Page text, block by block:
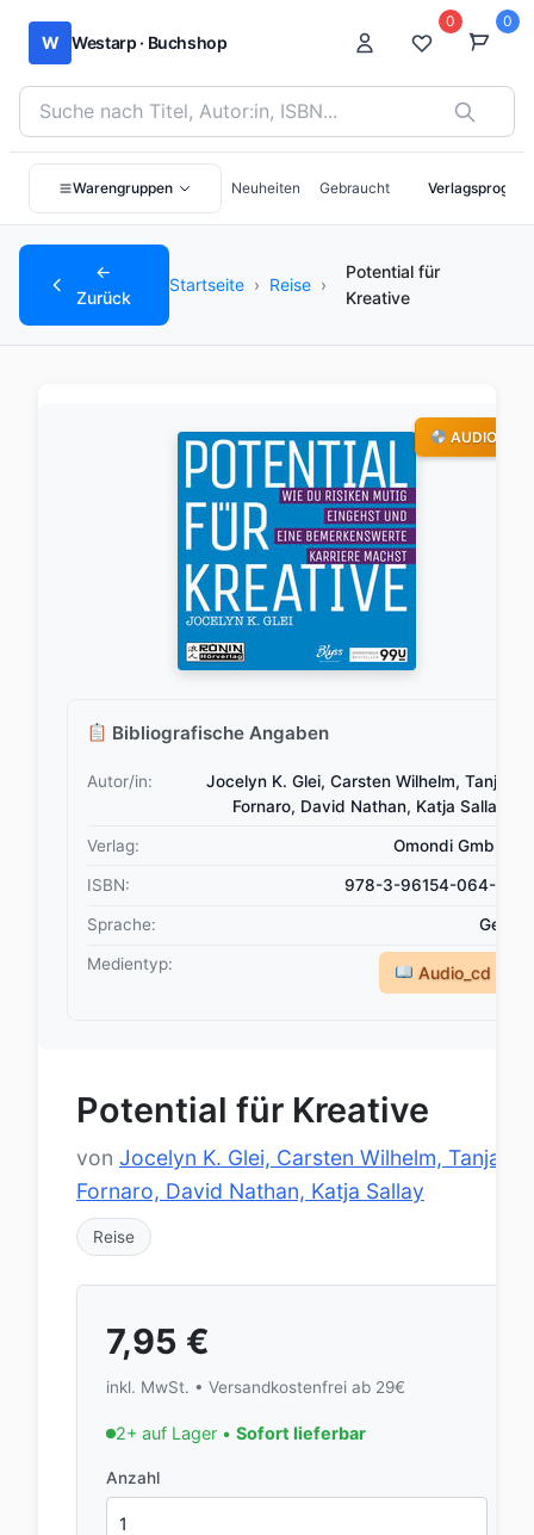
W Westarp · Buchshop
Bücher suchen nach Titel, Autor:in oder ISBN
0 0
Warengruppen Neuheiten Gebraucht
←
Zurück
Startseite › Reise ›
Potential für
Kreative
Bibliografische Angaben
Autor/in:
Jocelyn K. Glei, Carsten Wilhelm, Tanja
Fornaro, David Nathan, Katja Sallay
Verlag: Omondi GmbH
ISBN: 978-3-96154-064-8
Sprache: Ger
Medientyp: Audio_cd
AUDIO-CD
Potential für Kreative
von Jocelyn K. Glei, Carsten Wilhelm, Tanja
Fornaro, David Nathan, Katja Sallay
Reise
7,95 €
inkl. MwSt. • Versandkostenfrei ab 29€
2+ auf Lager • Sofort lieferbar
Anzahl